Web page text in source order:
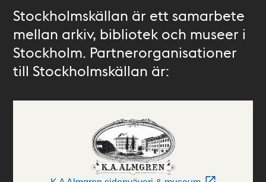
Stockholmskällan är ett samarbete
mellan arkiv, bibliotek och museer i
Stockholm. Partnerorganisationer
till Stockholmskällan är: